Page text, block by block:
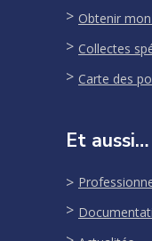
Obtenir
Collectes
Carte des
Et aussi…